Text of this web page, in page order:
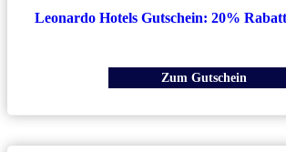
Leonardo Hotels Gutschein: 20%
Zum Gutschein